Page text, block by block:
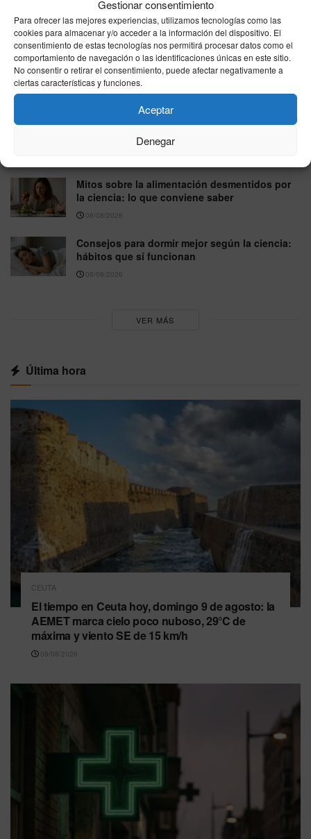
Gestionar consentimiento
Para ofrecer las mejores experiencias, utilizamos tecnologías como las
cookies para almacenar y/o acceder a la información del dispositivo. El
consentimiento de estas tecnologías nos permitirá procesar datos como el
comportamiento de navegación o las identificaciones únicas en este sitio.
No consentir o retirar el consentimiento, puede afectar negativamente a
ciertas características y funciones.
Aceptar
Denegar
humano: datos curiosos que te conectan
contigo
08/08/2026
La psicología de los hábitos: cómo crearlos y
mantenerlos con constancia
08/08/2026
Cómo mejorar la productividad con técnicas
de base científica (sin complicarte)
Mitos sobre la alimentación desmentidos por
la ciencia: lo que conviene saber
08/08/2026
Consejos para dormir mejor según la ciencia:
hábitos que sí funcionan
08/08/2026
VER MÁS
Última hora
CEUTA
El tiempo en Ceuta hoy, domingo 9 de agosto: la
AEMET marca cielo poco nuboso, 29°C de
máxima y viento SE de 15 km/h
09/08/2026